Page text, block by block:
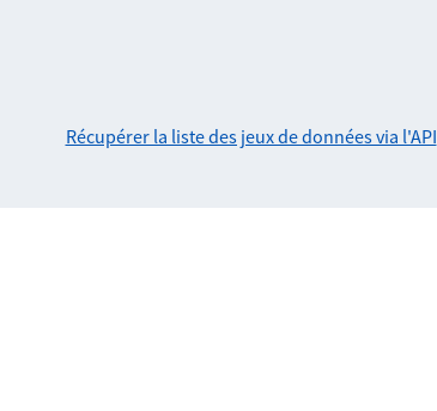
Récupérer la liste des jeux de données via l'API